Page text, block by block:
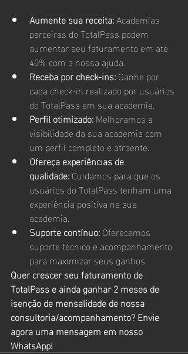
Aumente sua receita: Academias
parceiras do TotalPass podem
aumentar seu faturamento em até
40% com a nossa ajuda.
Receba por check-ins: Ganhe por
cada check-in realizado por usuários
do TotalPass em sua academia.
Perfil otimizado: Melhoramos a
visibilidade da sua academia com
um perfil completo e atraente.
Ofereça experiências de
qualidade: Cuidamos para que os
usuários do TotalPass tenham uma
experiência positiva na sua
academia.
Suporte contínuo: Oferecemos
suporte técnico e acompanhamento
para maximizar seus ganhos.
Quer crescer seu faturamento de
TotalPass e ainda ganhar 2 meses de
isenção de mensalidade de nossa
consultoria/acompanhamento? Envie
agora uma mensagem em nosso
WhatsApp!